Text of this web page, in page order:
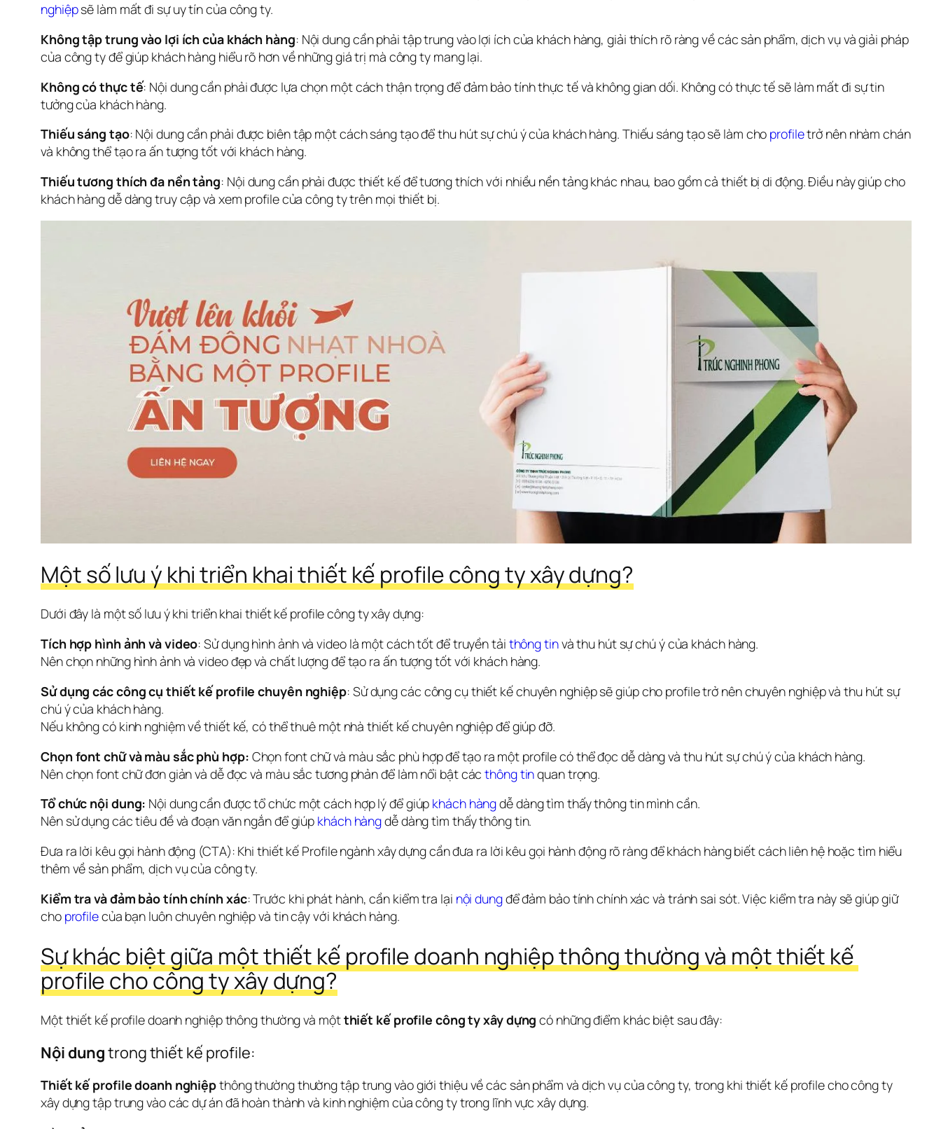
nghiệp sẽ làm mất đi sự uy tín của công ty.
Không tập trung vào lợi ích của khách hàng: Nội dung cần phải tập trung vào lợi ích của khách hàng, giải thích rõ ràng về các sản phẩm, dịch vụ và giải pháp
của công ty để giúp khách hàng hiểu rõ hơn về những giá trị mà công ty mang lại.
Không có thực tế: Nội dung cần phải được lựa chọn một cách thận trọng để đảm bảo tính thực tế và không gian dối. Không có thực tế sẽ làm mất đi sự tin
tưởng của khách hàng.
Thiếu sáng tạo: Nội dung cần phải được biên tập một cách sáng tạo để thu hút sự chú ý của khách hàng. Thiếu sáng tạo sẽ làm cho profile trở nên nhàm chán
và không thể tạo ra ấn tượng tốt với khách hàng.
Thiếu tương thích đa nền tảng: Nội dung cần phải được thiết kế để tương thích với nhiều nền tảng khác nhau, bao gồm cả thiết bị di động. Điều này giúp cho
khách hàng dễ dàng truy cập và xem profile của công ty trên mọi thiết bị.
Một số lưu ý khi triển khai thiết kế profile công ty xây dựng?
Dưới đây là một số lưu ý khi triển khai thiết kế profile công ty xây dựng:
Tích hợp hình ảnh và video: Sử dụng hình ảnh và video là một cách tốt để truyền tải thông tin và thu hút sự chú ý của khách hàng.
Nên chọn những hình ảnh và video đẹp và chất lượng để tạo ra ấn tượng tốt với khách hàng.
Sử dụng các công cụ thiết kế profile chuyên nghiệp: Sử dụng các công cụ thiết kế chuyên nghiệp sẽ giúp cho profile trở nên chuyên nghiệp và thu hút sự
chú ý của khách hàng.
Nếu không có kinh nghiệm về thiết kế, có thể thuê một nhà thiết kế chuyên nghiệp để giúp đỡ.
Chọn font chữ và màu sắc phù hợp: Chọn font chữ và màu sắc phù hợp để tạo ra một profile có thể đọc dễ dàng và thu hút sự chú ý của khách hàng.
Nên chọn font chữ đơn giản và dễ đọc và màu sắc tương phản để làm nổi bật các thông tin quan trọng.
Tổ chức nội dung: Nội dung cần được tổ chức một cách hợp lý để giúp khách hàng dễ dàng tìm thấy thông tin mình cần.
Nên sử dụng các tiêu đề và đoạn văn ngắn để giúp khách hàng dễ dàng tìm thấy thông tin.
Đưa ra lời kêu gọi hành động (CTA): Khi thiết kế Profile ngành xây dựng cần đưa ra lời kêu gọi hành động rõ ràng để khách hàng biết cách liên hệ hoặc tìm hiểu
thêm về sản phẩm, dịch vụ của công ty.
Kiểm tra và đảm bảo tính chính xác: Trước khi phát hành, cần kiểm tra lại nội dung để đảm bảo tính chính xác và tránh sai sót. Việc kiểm tra này sẽ giúp giữ
cho profile của bạn luôn chuyên nghiệp và tin cậy với khách hàng.
Sự khác biệt giữa một thiết kế profile doanh nghiệp thông thường và một thiết kế
profile cho công ty xây dựng?
Một thiết kế profile doanh nghiệp thông thường và một thiết kế profile công ty xây dựng có những điểm khác biệt sau đây:
Nội dung trong thiết kế profile:
Thiết kế profile doanh nghiệp thông thường thường tập trung vào giới thiệu về các sản phẩm và dịch vụ của công ty, trong khi thiết kế profile cho công ty
xây dựng tập trung vào các dự án đã hoàn thành và kinh nghiệm của công ty trong lĩnh vực xây dựng.